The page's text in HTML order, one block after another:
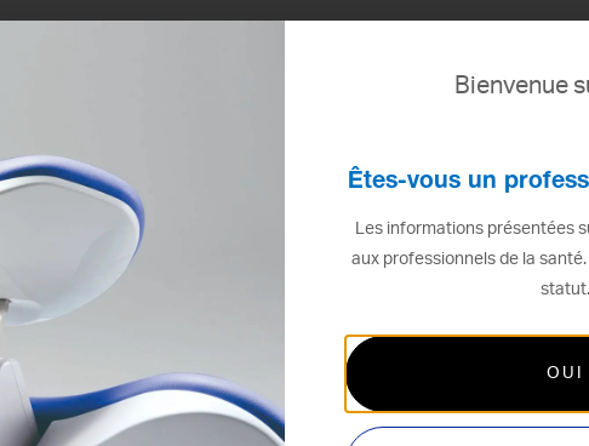
Bienvenue
Êtes-vous un
Les informations présentées
aux professionnels de la
statut.
OUI